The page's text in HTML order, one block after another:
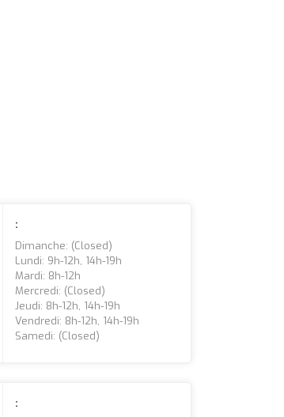
:
Dimanche: (closed)
Lundi: 9h-12h, 14h-19h
Mardi: 8h-12h
Mercredi: (closed)
Jeudi: 8h-12h, 14h-19h
Vendredi: 8h-12h, 14h-19h
Samedi: (closed)
: